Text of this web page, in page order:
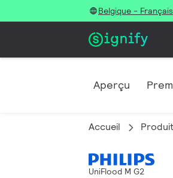
Belgique - Français
Aperçu
Accueil
UniFlood M G2